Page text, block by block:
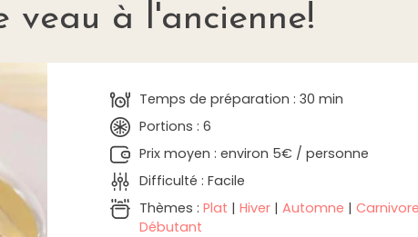
veau à l'ancienne!
Temps de préparation : 30 min
Portions : 6
Prix moyen : environ 5€ / personne
Difficulté : Facile
Thèmes :Plat |Hiver |Automne |Carnivore
Débutant